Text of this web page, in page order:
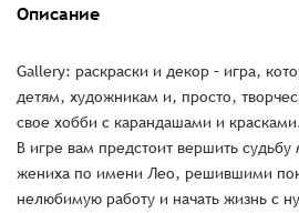
Описание
Gallery: раскраски и декор – игра,
детям, художникам и, просто,
свое хобби с карандашами и
В игре вам предстоит вершить
жениха по имени Лео, решившими
нелюбимую работу и начать жизнь с